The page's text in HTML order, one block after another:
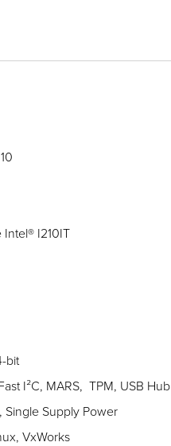
I210IT
bit
I²C, MARS, TPM, USB Hub
Single Supply Power
VxWorks